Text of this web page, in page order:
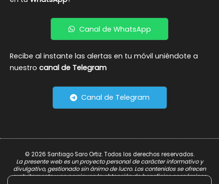
Canal de WhatsApp
Recibe al instante las alertas en tu móvil uniéndote a
nuestro canal de Telegram
Canal de Telegram
© 2026 Santiago Saro Ortiz. Todos los derechos reservados.
La presente web es un proyecto personal de carácter informativo y
divulgativo, gestionado sin ánimo de lucro. Los contenidos se ofrecen
gratuitamente y no persiguen la obtención de beneficios económicos.